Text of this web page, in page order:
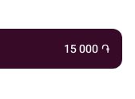
15 000 ֏